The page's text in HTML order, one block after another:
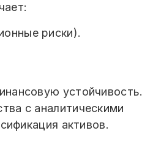
риски).
устойчивость.
с аналитическими
активов.